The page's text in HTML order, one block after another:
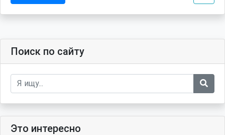
Поиск по сайту
Это интересно